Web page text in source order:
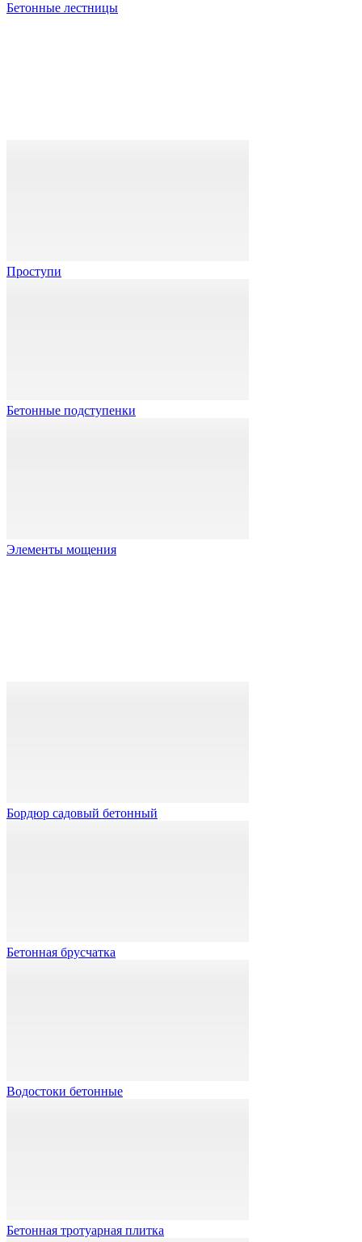
Бетонные лестницы
Проступи
Бетонные подступенки
Элементы мощения
Бордюр садовый бетонный
Бетонная брусчатка
Водостоки бетонные
Бетонная тротуарная плитка